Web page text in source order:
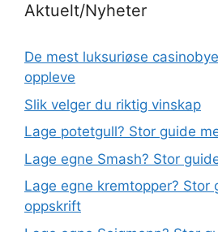
Aktuelt/Nyheter
De mest luksuriøse
oppleve
Slik velger du riktig vinskap
Lage potetgull? Stor guide
Lage egne Smash? Stor
Lage egne kremtopper? Stor
oppskrift